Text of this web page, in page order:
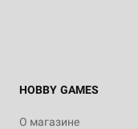
HOBBY GAMES
О магазине